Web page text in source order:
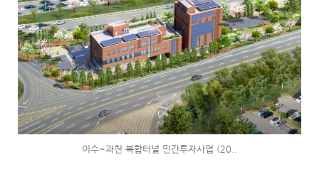
이수~과천 복합터널 민간투자사업 (20..